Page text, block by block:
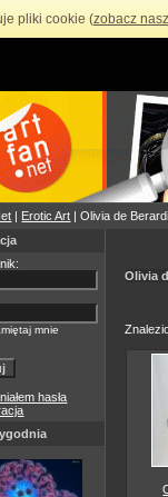
pliki cookie (zobacz
| Erotic Art | Olivia de
mnie
hasła
Olivia